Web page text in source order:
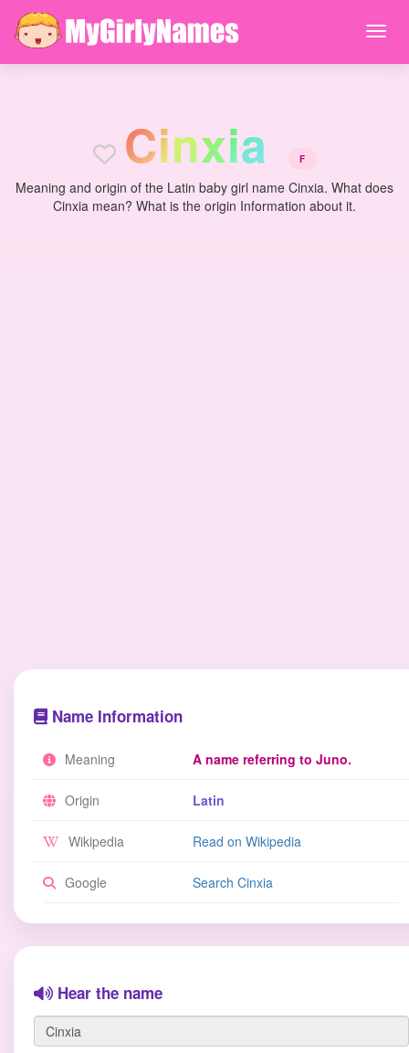
Cinxia F
Meaning and origin of the Latin baby girl name Cinxia. What does
Cinxia mean? What is the origin Information about it.
Name Information
Meaning A name referring to Juno.
Origin Latin
Wikipedia Read on Wikipedia
Google Search Cinxia
Hear the name